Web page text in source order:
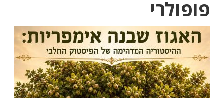
פופולרי